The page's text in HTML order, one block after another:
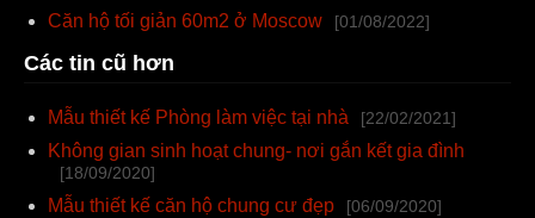
Căn hộ tối giản 60m2 ở Moscow [01/08/2022]
Các tin cũ hơn
Mẫu thiết kế Phòng làm việc tại nhà [22/02/2021]
Không gian sinh hoạt chung- nơi gắn kết gia đình
[18/09/2020]
Mẫu thiết kế căn hộ chung cư đẹp [06/09/2020]